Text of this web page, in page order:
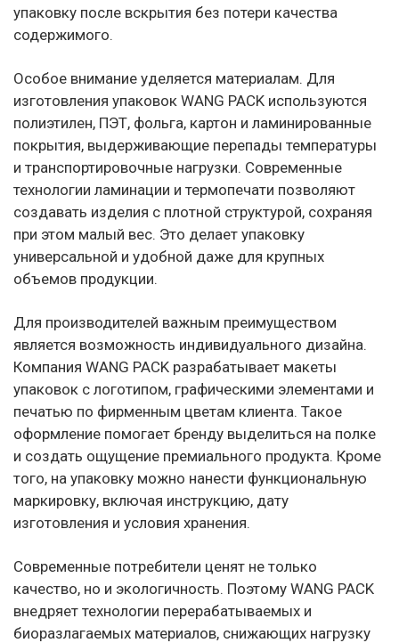
упаковку после вскрытия без потери качества
содержимого.
Особое внимание уделяется материалам. Для
изготовления упаковок WANG PACK используются
полиэтилен, ПЭТ, фольга, картон и ламинированные
покрытия, выдерживающие перепады температуры
и транспортировочные нагрузки. Современные
технологии ламинации и термопечати позволяют
создавать изделия с плотной структурой, сохраняя
при этом малый вес. Это делает упаковку
универсальной и удобной даже для крупных
объемов продукции.
Для производителей важным преимуществом
является возможность индивидуального дизайна.
Компания WANG PACK разрабатывает макеты
упаковок с логотипом, графическими элементами и
печатью по фирменным цветам клиента. Такое
оформление помогает бренду выделиться на полке
и создать ощущение премиального продукта. Кроме
того, на упаковку можно нанести функциональную
маркировку, включая инструкцию, дату
изготовления и условия хранения.
Современные потребители ценят не только
качество, но и экологичность. Поэтому WANG PACK
внедряет технологии перерабатываемых и
биоразлагаемых материалов, снижающих нагрузку